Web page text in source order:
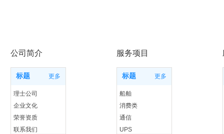
标题 更多
理士公司
企业文化
荣誉资质
联系我们
标题 更多
船舶
消费类
通信
UPS
公司简介 服务项目